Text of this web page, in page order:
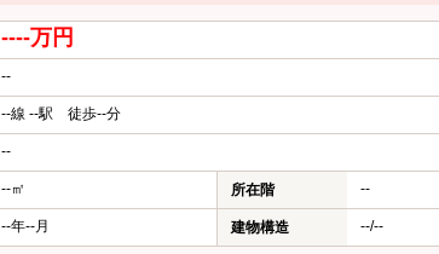
----万円
--
--線 --駅 徒歩--分
--
--㎡ 所在階 --
--年--月 建物構造 --/--